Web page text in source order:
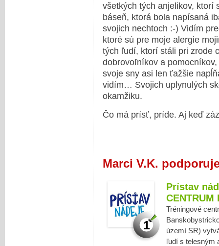
všetkých tých anjelikov, ktorí
báseň, ktorá bola napísaná
svojich nechtoch :-) Vidím
ktoré sú pre moje alergie
tých ľudí, ktorí stáli pri zrode
dobrovoľníkov a
svoje sny asi len ťažšie
vidím… Svojich uplynulých
okamžiku.
Čo má prísť, príde. Aj keď
Marci V.K.
1
Prístav
CENTRUM
Tréningové
území SR)
ľudí s telesným